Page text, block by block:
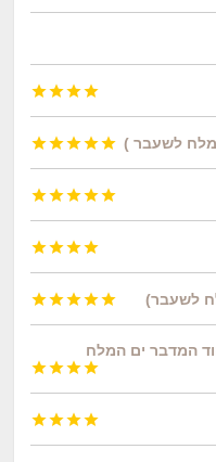




לשעבר ) 


















המדבר ים המלח







